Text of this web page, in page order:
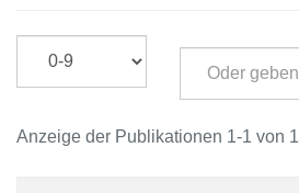
Anzeige der Publikationen 1-1 von 1